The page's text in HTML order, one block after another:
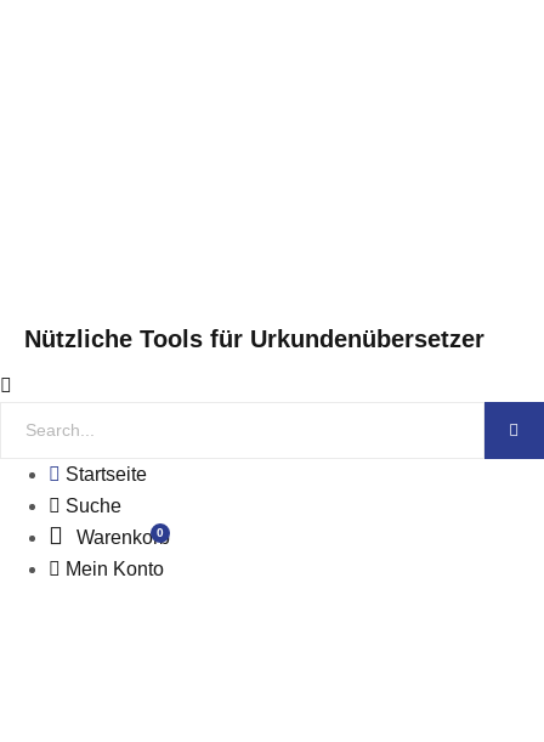
Nützliche Tools für Urkundenübersetzer
Startseite
Suche
0
Warenkorb
Mein Konto